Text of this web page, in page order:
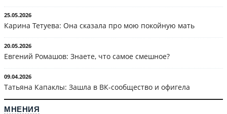
25.05.2026
Карина Тетуева: Она сказала про мою покойную мать
20.05.2026
Евгений Ромашов: Знаете, что самое смешное?
09.04.2026
Татьяна Капаклы: Зашла в ВК-сообщество и офигела
МНЕНИЯ